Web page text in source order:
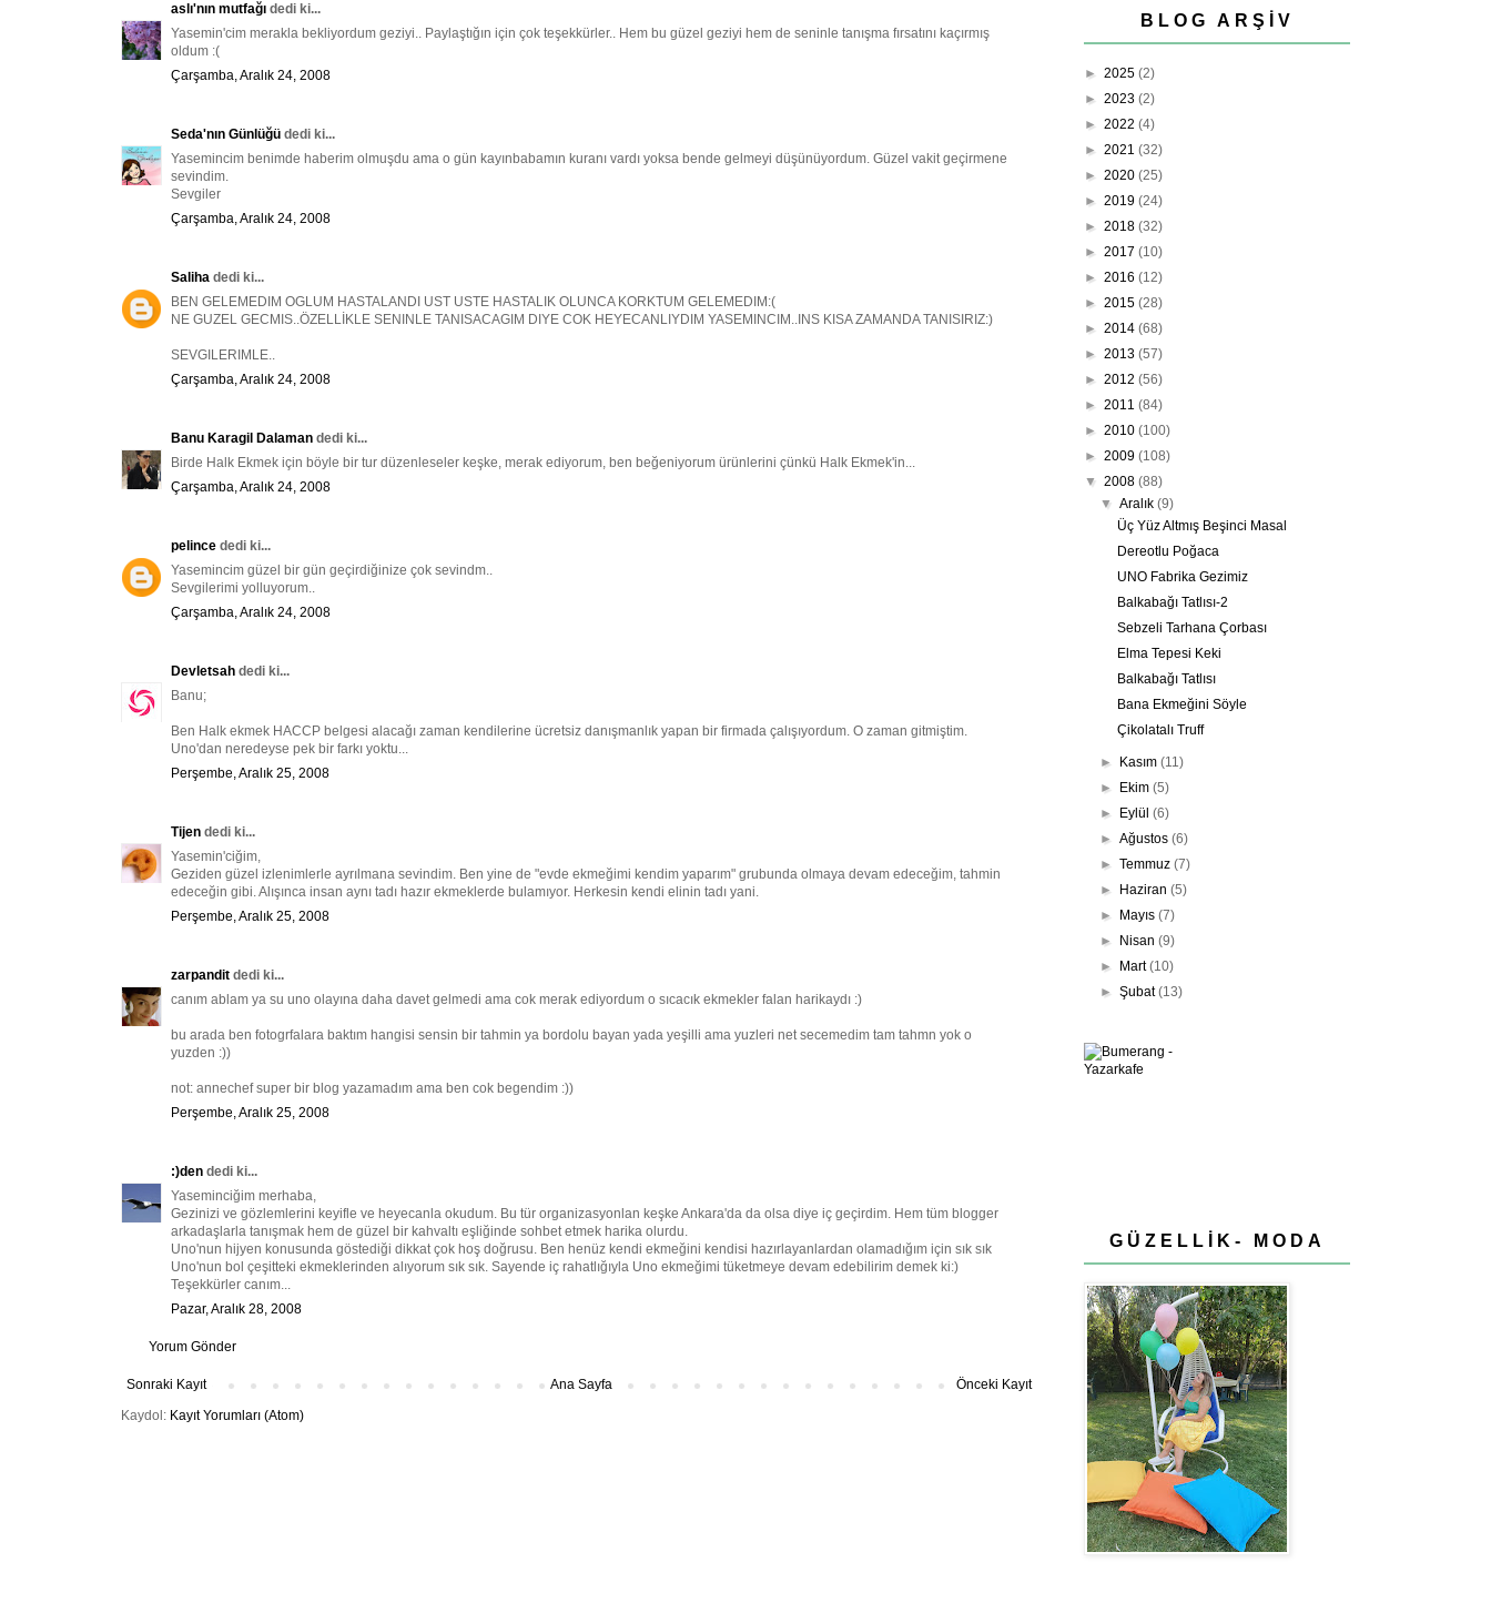
aslı'nın mutfağı dedi ki...
Yasemin'cim merakla bekliyordum geziyi.. Paylaştığın için çok teşekkürler.. Hem bu güzel geziyi hem de seninle tanışma fırsatını kaçırmış
oldum :(
Çarşamba, Aralık 24, 2008
Seda'nın Günlüğü dedi ki...
Yasemincim benimde haberim olmuşdu ama o gün kayınbabamın kuranı vardı yoksa bende gelmeyi düşünüyordum. Güzel vakit geçirmene
sevindim.
Sevgiler
Çarşamba, Aralık 24, 2008
Saliha dedi ki...
BEN GELEMEDIM OGLUM HASTALANDI UST USTE HASTALIK OLUNCA KORKTUM GELEMEDIM:(
NE GUZEL GECMIS..ÖZELLİKLE SENINLE TANISACAGIM DIYE COK HEYECANLIYDIM YASEMINCIM..INS KISA ZAMANDA TANISIRIZ:)
SEVGILERIMLE..
Çarşamba, Aralık 24, 2008
Banu Karagil Dalaman dedi ki...
Birde Halk Ekmek için böyle bir tur düzenleseler keşke, merak ediyorum, ben beğeniyorum ürünlerini çünkü Halk Ekmek'in...
Çarşamba, Aralık 24, 2008
pelince dedi ki...
Yasemincim güzel bir gün geçirdiğinize çok sevindm..
Sevgilerimi yolluyorum..
Çarşamba, Aralık 24, 2008
Devletsah dedi ki...
Banu;
Ben Halk ekmek HACCP belgesi alacağı zaman kendilerine ücretsiz danışmanlık yapan bir firmada çalışıyordum. O zaman gitmiştim.
Uno'dan neredeyse pek bir farkı yoktu...
Perşembe, Aralık 25, 2008
Tijen dedi ki...
Yasemin'ciğim,
Geziden güzel izlenimlerle ayrılmana sevindim. Ben yine de "evde ekmeğimi kendim yaparım" grubunda olmaya devam edeceğim, tahmin
edeceğin gibi. Alışınca insan aynı tadı hazır ekmeklerde bulamıyor. Herkesin kendi elinin tadı yani.
Perşembe, Aralık 25, 2008
zarpandit dedi ki...
canım ablam ya su uno olayına daha davet gelmedi ama cok merak ediyordum o sıcacık ekmekler falan harikaydı :)
bu arada ben fotogrfalara baktım hangisi sensin bir tahmin ya bordolu bayan yada yeşilli ama yuzleri net secemedim tam tahmn yok o
yuzden :))
not: annechef super bir blog yazamadım ama ben cok begendim :))
Perşembe, Aralık 25, 2008
:)den dedi ki...
Yaseminciğim merhaba,
Gezinizi ve gözlemlerini keyifle ve heyecanla okudum. Bu tür organizasyonlan keşke Ankara'da da olsa diye iç geçirdim. Hem tüm blogger
arkadaşlarla tanışmak hem de güzel bir kahvaltı eşliğinde sohbet etmek harika olurdu.
Uno'nun hijyen konusunda göstediği dikkat çok hoş doğrusu. Ben henüz kendi ekmeğini kendisi hazırlayanlardan olamadığım için sık sık
Uno'nun bol çeşitteki ekmeklerinden alıyorum sık sık. Sayende iç rahatlığıyla Uno ekmeğimi tüketmeye devam edebilirim demek ki:)
Teşekkürler canım...
Pazar, Aralık 28, 2008
Yorum Gönder
Sonraki Kayıt Önceki Kayıt
Ana Sayfa
Kaydol: Kayıt Yorumları (Atom)
BLOG ARŞIV
► 2025 (2)
► 2023 (2)
► 2022 (4)
► 2021 (32)
► 2020 (25)
► 2019 (24)
► 2018 (32)
► 2017 (10)
► 2016 (12)
► 2015 (28)
► 2014 (68)
► 2013 (57)
► 2012 (56)
► 2011 (84)
► 2010 (100)
► 2009 (108)
▼ 2008 (88)
▼Aralık(9)
Üç Yüz Altmış Beşinci Masal
Dereotlu Poğaca
UNO Fabrika Gezimiz
Balkabağı Tatlısı-2
Sebzeli Tarhana Çorbası
Elma Tepesi Keki
Balkabağı Tatlısı
Bana Ekmeğini Söyle
Çikolatalı Truff
► Kasım(11)
► Ekim(5)
► Eylül(6)
►Ağustos(6)
►Temmuz(7)
► Haziran(5)
► Mayıs(7)
► Nisan(9)
► Mart(10)
►Şubat(13)
GÜZELLİK- MODA